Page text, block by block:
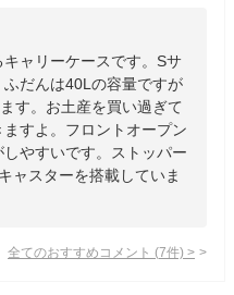
ャリーケースです。Sサ
だんは40Lの容量ですが
す。お土産を買い過ぎて
すよ。フロントオープン
やすいです。ストッパー
ャスターを搭載していま
全てのおすすめコメント (7件) >